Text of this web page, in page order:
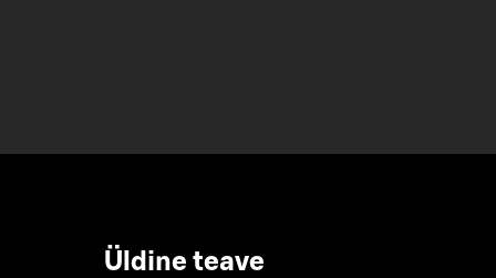
Üldine teave